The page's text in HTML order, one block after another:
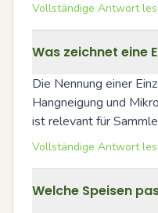
Vollständige Antwort
Was zeichnet eine
Die Nennung einer
Hangneigung und
ist relevant für
Vollständige Antwort
Welche Speisen